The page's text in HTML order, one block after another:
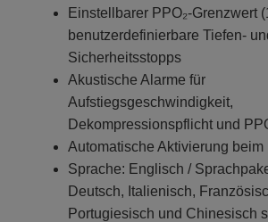
Einstellbarer PPO₂-Grenzwert
benutzerdefinierbare Tiefen-
Sicherheitsstopps
Akustische Alarme für
Aufstiegsgeschwindigkeit,
Dekompressionspflicht und
Automatische Aktivierung beim
Sprache: Englisch /
Deutsch, Italienisch,
Portugiesisch und Chinesisch